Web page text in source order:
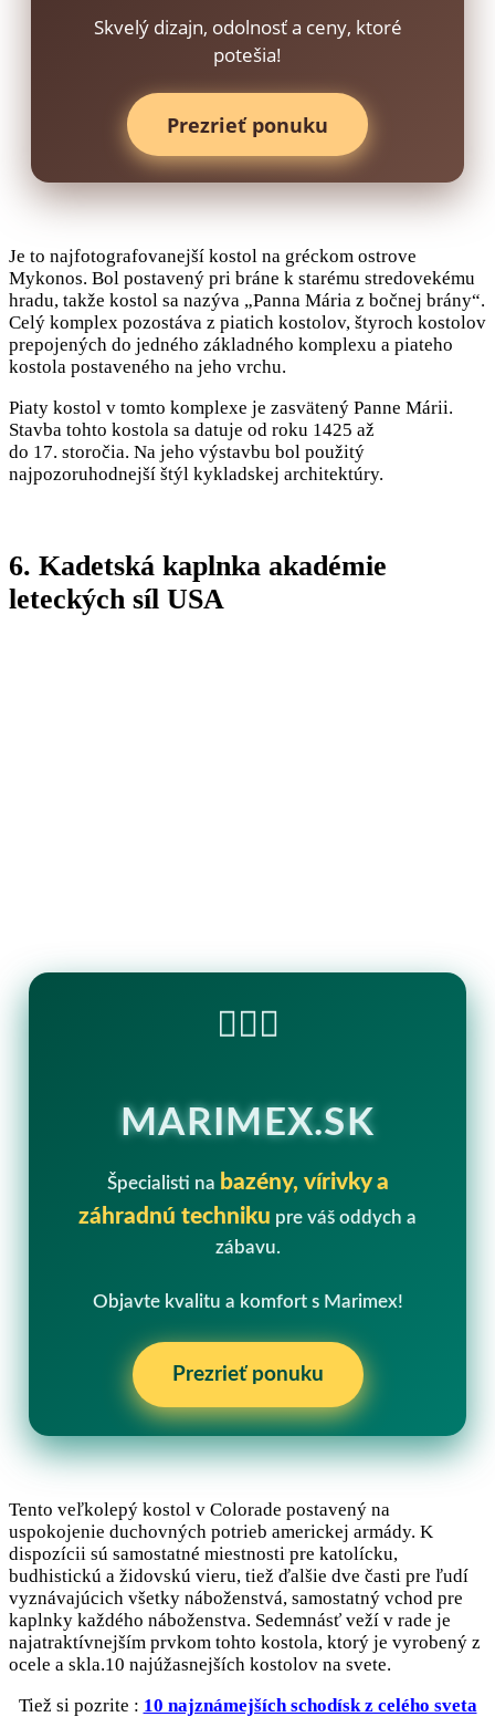
Skvelý dizajn, odolnosť a ceny, ktoré
potešia!
Prezrieť ponuku
Je to najfotografovanejší kostol na gréckom ostrove
Mykonos. Bol postavený pri bráne k starému stredovekému
hradu, takže kostol sa nazýva „Panna Mária z bočnej brány“.
Celý komplex pozostáva z piatich kostolov, štyroch kostolov
prepojených do jedného základného komplexu a piateho
kostola postaveného na jeho vrchu.
Piaty kostol v tomto komplexe je zasvätený Panne Márii.
Stavba tohto kostola sa datuje od roku 1425 až
do 17. storočia. Na jeho výstavbu bol použitý
najpozoruhodnejší štýl kykladskej architektúry.
6. Kadetská kaplnka akadémie
leteckých síl USA
🏊‍♂️💧
MARIMEX.SK
Špecialisti na bazény, vírivky a
záhradnú techniku pre váš oddych a
zábavu.
Objavte kvalitu a komfort s Marimex!
Prezrieť ponuku
Tento veľkolepý kostol v Colorade postavený na
uspokojenie duchovných potrieb americkej armády. K
dispozícii sú samostatné miestnosti pre katolícku,
budhistickú a židovskú vieru, tiež ďalšie dve časti pre ľudí
vyznávajúcich všetky náboženstvá, samostatný vchod pre
kaplnky každého náboženstva. Sedemnásť veží v rade je
najatraktívnejším prvkom tohto kostola, ktorý je vyrobený z
ocele a skla.10 najúžasnejších kostolov na svete.
Tiež si pozrite : 10 najznámejších schodísk z celého sveta